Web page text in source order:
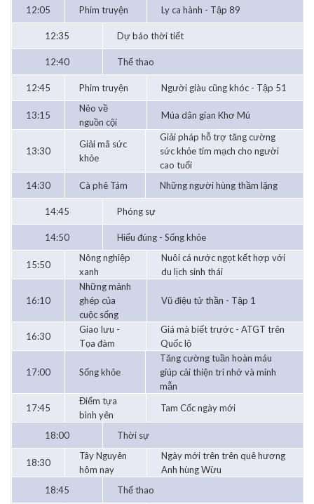
12:05 Phim truyện Ly ca hành - Tập 89
12:35 Dự báo thời tiết
12:40 Thể thao
12:45 Phim truyện Người giàu cũng khóc - Tập 51
13:15
Nẻo về
nguồn cội
Múa dân gian Khơ Mú
13:30
Giải mã sức
khỏe
Giải pháp hỗ trợ tăng cường
sức khỏe tim mạch cho người
cao tuổi
14:30
Cà phê Tám Những người hùng thầm lặng
14:45 Phóng sự
14:50 Hiểu đúng - Sống khỏe
15:50
Nông nghiệp
xanh
Nuôi cá nước ngọt kết hợp với
du lịch sinh thái
16:10
Những mảnh
ghép của
cuộc sống
Vũ điệu tử thần - Tập 1
16:30
Giao lưu -
Tọa đàm
Giá mà biết trước - ATGT trên
Quốc lộ
17:00 Sống khỏe
Tăng cường tuần hoàn máu
giúp cải thiện trí nhớ và minh
mẫn
17:45
Điểm tựa
bình yên
Tam Cốc ngày mới
18:00 Thời sự
18:30
Tây Nguyên
hôm nay
Ngày mới trên trên quê hương
Anh hùng Wừu
18:45
Thể thao